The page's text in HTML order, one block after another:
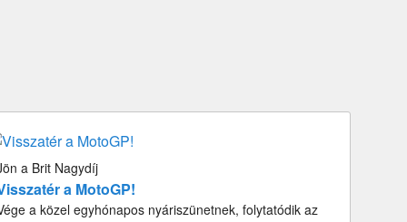
a Brit Nagydíj
a MotoGP!
a közel egyhónapos nyáriszünetnek, folytatódik az